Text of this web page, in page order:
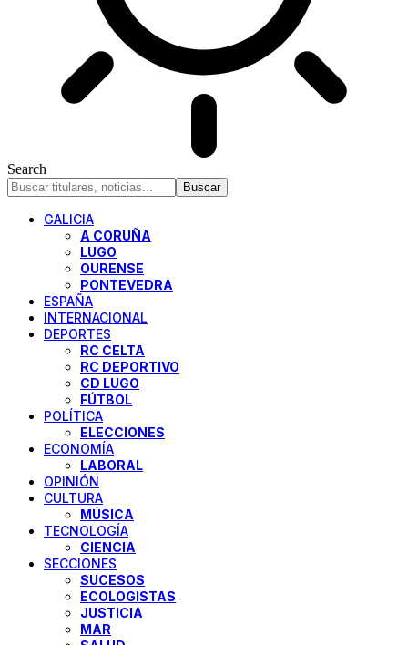
Search
GALICIA
A CORUÑA
LUGO
OURENSE
PONTEVEDRA
ESPAÑA
INTERNACIONAL
DEPORTES
RC CELTA
RC DEPORTIVO
CD LUGO
FÚTBOL
POLÍTICA
ELECCIONES
ECONOMÍA
LABORAL
OPINIÓN
CULTURA
MÚSICA
TECNOLOGÍA
CIENCIA
SECCIONES
SUCESOS
ECOLOGISTAS
JUSTICIA
MAR